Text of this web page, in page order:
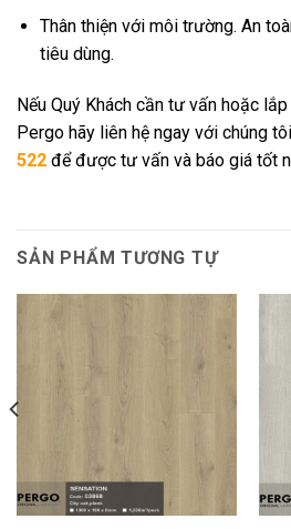
Thân thiện với môi trường. An
tiêu dùng.
Nếu Quý Khách cần tư vấn hoặc
Pergo hãy liên hệ ngay với chúng
522 để được tư vấn và báo giá tốt
SẢN PHẨM TƯƠNG TỰ